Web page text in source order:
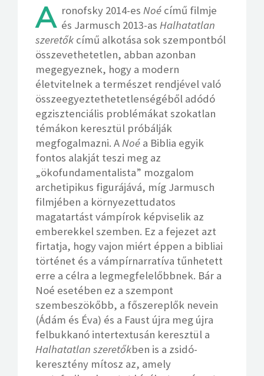
A ronofsky 2014-es Noé című filmje
és Jarmusch 2013-as Halhatatlan
szeretők című alkotása sok szempontból
összevethetetlen, abban azonban
megegyeznek, hogy a modern
életvitelnek a természet rendjével való
összeegyeztethetetlenségéből adódó
egzisztenciális problémákat szokatlan
témákon keresztül próbálják
megfogalmazni. ANoé a Biblia egyik
fontos alakját teszi meg az
„ökofundamentalista” mozgalom
archetipikus figurájává, míg Jarmusch
filmjében a környezettudatos
magatartást vámpírok képviselik az
emberekkel szemben. Ez a fejezet azt
firtatja, hogy vajon miért éppen a bibliai
történet és a vámpírnarratíva tűnhetett
erre a célra a legmegfelelőbbnek. Bár a
Noé esetében ez a szempont
szembeszökőbb, a főszereplők nevein
(Ádám és Éva) és a Faust újra meg újra
felbukkanó intertextusán keresztül a
Halhatatlan szeretőkben is a zsidó-
keresztény mítosz az, amely